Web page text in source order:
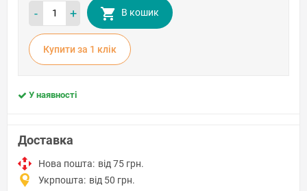
- + В кошик
Купити за 1 клiк
У наявності
Доставка
Нова пошта: від 75 грн.
Укрпошта: від 50 грн.